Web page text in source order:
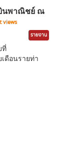
นพาณิชย์ ณ
views
รายงาน
ที่
ดือนรายท่า